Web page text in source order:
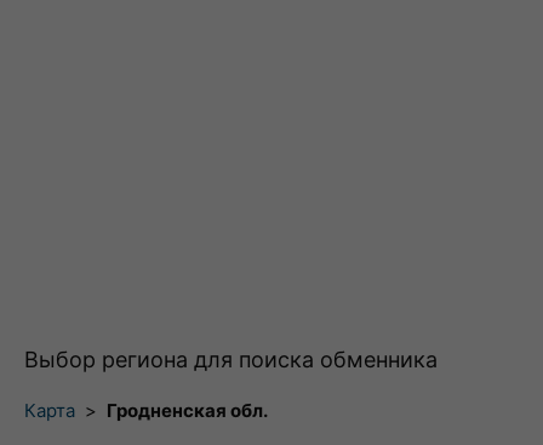
Выбор региона для поиска обменника
Карта > Гродненская обл.